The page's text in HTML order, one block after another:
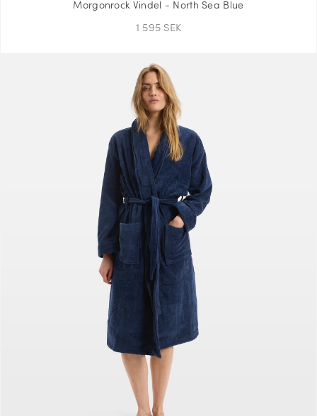
Morgonrock Vindel - North Sea Blue
1 595 SEK